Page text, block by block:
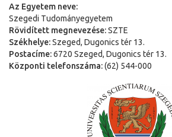
Az Egyetem neve:
Szegedi Tudományegyetem
Rövidített megnevezése:SZTE
Székhelye:Szeged, Dugonics tér 13.
Postacíme:6720 Szeged, Dugonics tér 13.
Központi telefonszáma:(62) 544-000